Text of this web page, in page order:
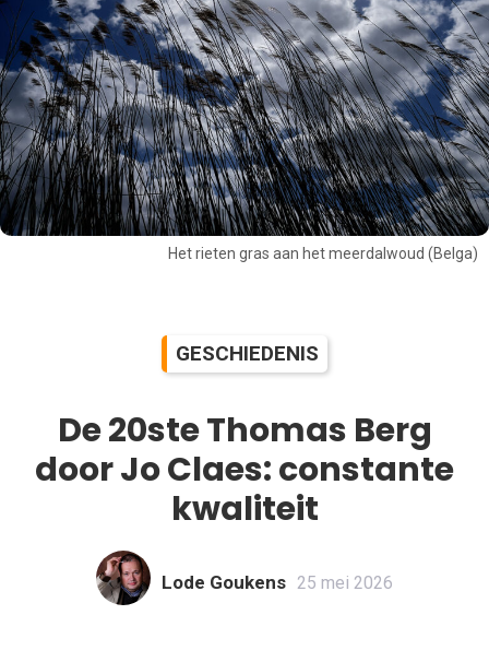
Het rieten gras aan het meerdalwoud (Belga)
GESCHIEDENIS
De 20ste Thomas Berg
door Jo Claes: constante
kwaliteit
Lode Goukens 25 mei 2026